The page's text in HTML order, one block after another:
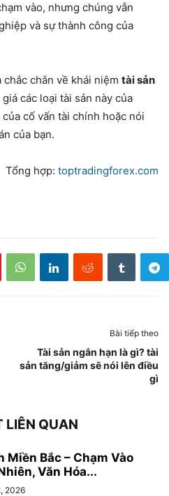
vào, nhưng chúng vẫn
và sự thành công của
chắc chắn về khái niệm tài sản
các loại tài sản này của
cố vấn tài chính hoặc nói
của bạn.
Tổng hợp: toptradingforex.com
Bài tiếp theo
Tài sản ngắn hạn là gì? tài
sản tăng/giảm sẽ nói lên điều
gì
LIÊN QUAN
Miền Bắc – Chạm Vào
Văn Hóa...
2026